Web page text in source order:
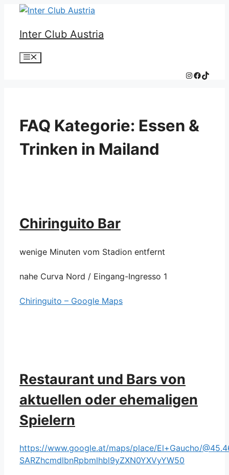
Zum
springen
Inter Club Austria
Menü
Instagram
TikTok
FAQ Kategorie: Essen &
Trinken in Mailand
Chiringuito Bar
wenige Minuten vom Stadion entfernt
nahe Curva Nord / Eingang-Ingresso 1
Chiringuito – Google Maps
Restaurant und Bars von
aktuellen oder ehemaligen
Spielern
https://www.google.at/maps/place/El+Gaucho/
SARZhcmdlbnRpbmlhbl9yZXN0YXVyYW50